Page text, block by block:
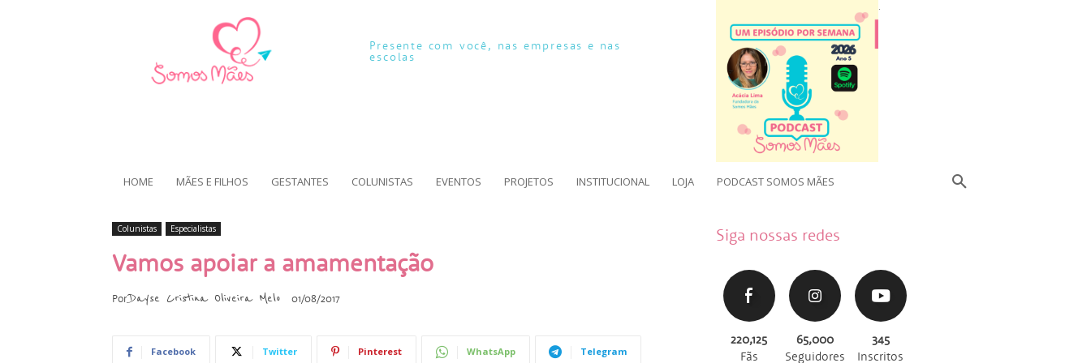
Presente com você, nas empresas e nas
escolas
.
HOME MÃES E FILHOS GESTANTES COLUNISTAS EVENTOS PROJETOS INSTITUCIONAL LOJA PODCAST SOMOS MÃES
Colunistas Especialistas
Vamos apoiar a amamentação
PorDayse Cristina Oliveira Melo 01/08/2017
Facebook Twitter Pinterest WhatsApp Telegram
Siga nossas redes
220,125
Fãs
65,000
Seguidores
345
Inscritos